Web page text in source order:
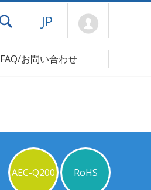
ドロワーメニューを開く
JP
FAQ/お問い合わせ
AEC-Q200 RoHS